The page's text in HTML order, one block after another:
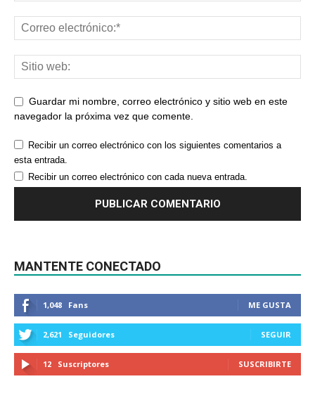
Guardar mi nombre, correo electrónico y sitio web en este
navegador la próxima vez que comente.
Recibir un correo electrónico con los siguientes comentarios a
esta entrada.
Recibir un correo electrónico con cada nueva entrada.
MANTENTE CONECTADO
1,048 Fans ME GUSTA
2,621 Seguidores SEGUIR
12 Suscriptores SUSCRIBIRTE